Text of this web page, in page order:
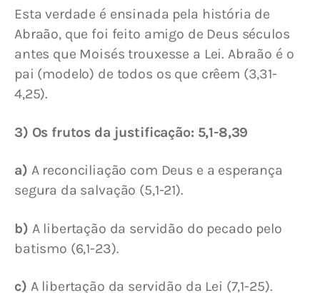
Esta verdade é ensinada pela história de
Abraão, que foi feito amigo de Deus séculos
antes que Moisés trouxesse a Lei. Abraão é o
pai (modelo) de todos os que crêem (3,31-
4,25).
3) Os frutos da justificação: 5,1-8,39
a) A reconciliação com Deus e a esperança
segura da salvação (5,1-21).
b) A libertação da servidão do pecado pelo
batismo (6,1-23).
c) A libertação da servidão da Lei (7,1-25).